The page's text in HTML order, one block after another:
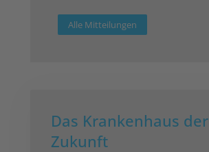
Alle Mitteilungen
Das Krankenhaus der
Zukunft